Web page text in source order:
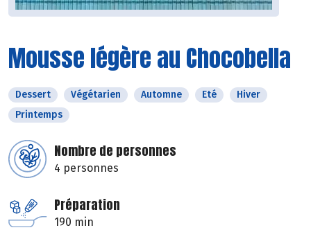
Mousse légère au Chocobella
Dessert Végétarien Automne Eté
Hiver
Printemps
Nombre de personnes
4 personnes
Préparation
190 min